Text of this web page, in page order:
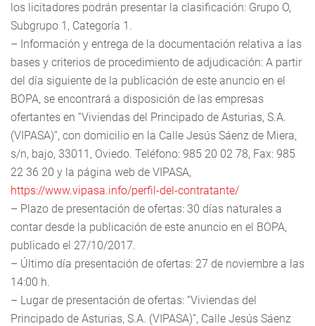
los licitadores podrán presentar la clasificación: Grupo O,
Subgrupo 1, Categoría 1.
– Información y entrega de la documentación relativa a las
bases y criterios de procedimiento de adjudicación: A partir
del día siguiente de la publicación de este anuncio en el
BOPA, se encontrará a disposición de las empresas
ofertantes en “Viviendas del Principado de Asturias, S.A.
(VIPASA)”, con domicilio en la Calle Jesús Sáenz de Miera,
s/n, bajo, 33011, Oviedo. Teléfono: 985 20 02 78, Fax: 985
22 36 20 y la página web de VIPASA,
https://www.vipasa.info/perfil-del-contratante/
– Plazo de presentación de ofertas: 30 días naturales a
contar desde la publicación de este anuncio en el BOPA,
publicado el 27/10/2017.
– Último día presentación de ofertas: 27 de noviembre a las
14:00 h.
– Lugar de presentación de ofertas: “Viviendas del
Principado de Asturias, S.A. (VIPASA)”, Calle Jesús Sáenz